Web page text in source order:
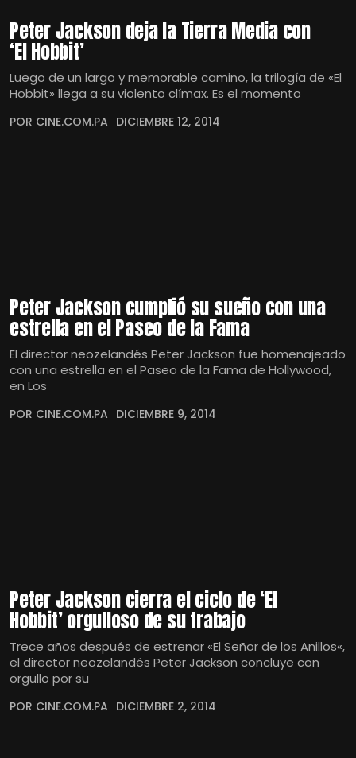
Peter Jackson deja la Tierra Media con
‘El Hobbit’
Luego de un largo y memorable camino, la trilogía de «El
Hobbit» llega a su violento clímax. Es el momento
POR CINE.COM.PA DICIEMBRE 12, 2014
Peter Jackson cumplió su sueño con una
estrella en el Paseo de la Fama
El director neozelandés Peter Jackson fue homenajeado
con una estrella en el Paseo de la Fama de Hollywood,
en Los
POR CINE.COM.PA DICIEMBRE 9, 2014
Peter Jackson cierra el ciclo de ‘El
Hobbit’ orgulloso de su trabajo
Trece años después de estrenar «El Señor de los Anillos«,
el director neozelandés Peter Jackson concluye con
orgullo por su
POR CINE.COM.PA DICIEMBRE 2, 2014